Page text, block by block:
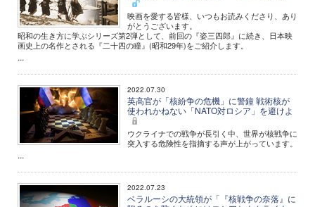
映画を愛する皆様、いつもお読みくださり、あり
がとうございます。
昭和の生き方に学ぶシリーズ第2弾として、前回の『姿三四郎』に続き、日本映
画史上の名作とされる『二十四の瞳』(昭和29年)をご紹介します。
...
2022.07.30
英高官が「核紛争の危機」に警鐘 戦術核が
使われかねない「NATO対ロシア」を避けよ
ウクライナでの戦争が長引く中、世界が核戦争に
突入する危険性を指摘する声が上がっています。
...
2022.07.23
ベラルーシの大統領が「『核戦争の奈落』に